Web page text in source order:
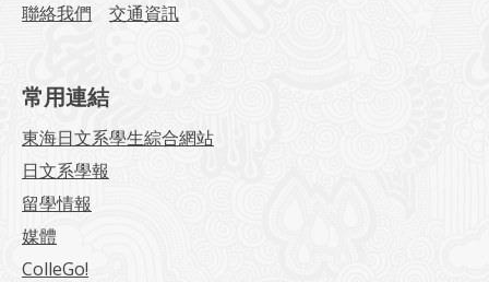
聯絡我們
交通資訊
常用連結
東海日文系學生綜合網站
日文系學報
留學情報
媒體
ColleGo!